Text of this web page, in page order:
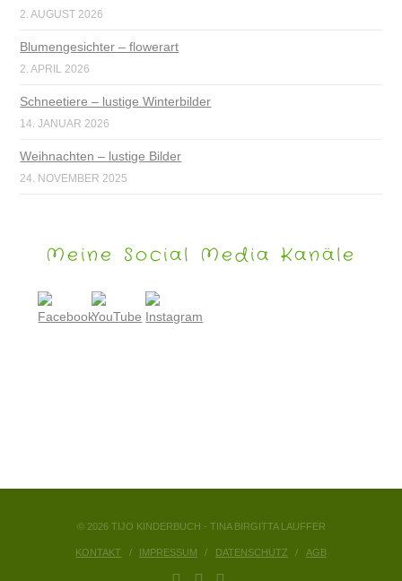
2. AUGUST 2026
Blumengesichter – flowerart
2. APRIL 2026
Schneetiere – lustige Winterbilder
14. JANUAR 2026
Weihnachten – lustige Bilder
24. NOVEMBER 2025
Meine Social Media Kanäle
© 2026 TIJO KINDERBUCH - TINA BIRGITTA LAUFFER
KONTAKT IMPRESSUM DATENSCHUTZ AGB